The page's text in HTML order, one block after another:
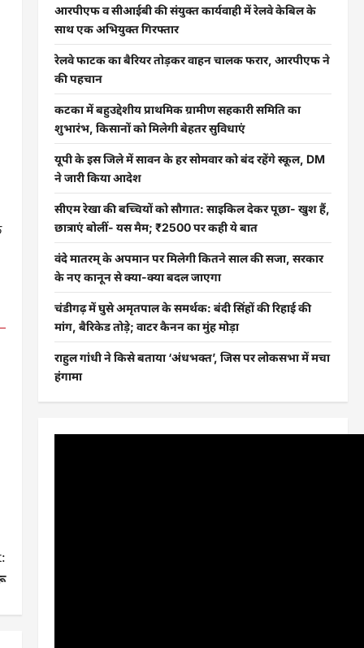
आरपीएफ व सीआईबी की संयुक्त कार्यवाही में रेलवे केबिल के
साथ एक अभियुक्त गिरफ्तार
रेलवे फाटक का बैरियर तोड़कर वाहन चालक फरार, आरपीएफ ने
की पहचान
कटका में बहुउद्देशीय प्राथमिक ग्रामीण सहकारी समिति का
शुभारंभ, किसानों को मिलेगी बेहतर सुविधाएं
यूपी के इस जिले में सावन के हर सोमवार को बंद रहेंगे स्कूल, DM
ने जारी किया आदेश
सीएम रेखा की बच्चियों को सौगात: साइकिल देकर पूछा- खुश हैं,
छात्राएं बोलीं- यस मैम; ₹2500 पर कही ये बात
वंदे मातरम् के अपमान पर मिलेगी कितने साल की सजा, सरकार
के नए कानून से क्या-क्या बदल जाएगा
चंडीगढ़ में घुसे अमृतपाल के समर्थक: बंदी सिंहों की रिहाई की
मांग, बैरिकेड तोड़े; वाटर कैनन का मुंह मोड़ा
राहुल गांधी ने किसे बताया ‘अंधभक्त’, जिस पर लोकसभा में मचा
हंगामा